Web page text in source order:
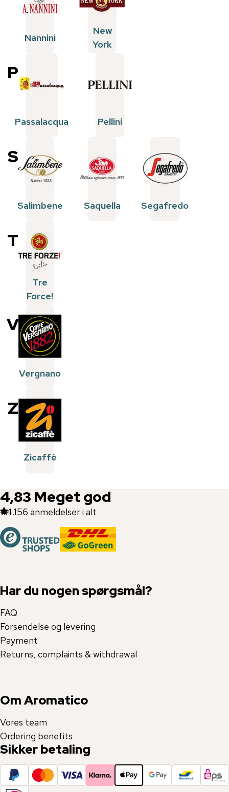
Nannini
New
York
P
Passalacqua Pellini
S
Salimbene Saquella Segafredo
T
Tre
Force!
V
Vergnano
Z
Zicaffè
4,83 Meget god
44.156 anmeldelser i alt
Har du nogen spørgsmål?
FAQ
Forsendelse og levering
Payment
Returns, complaints & withdrawal
Om Aromatico
Vores team
Ordering benefits
Sikker betaling